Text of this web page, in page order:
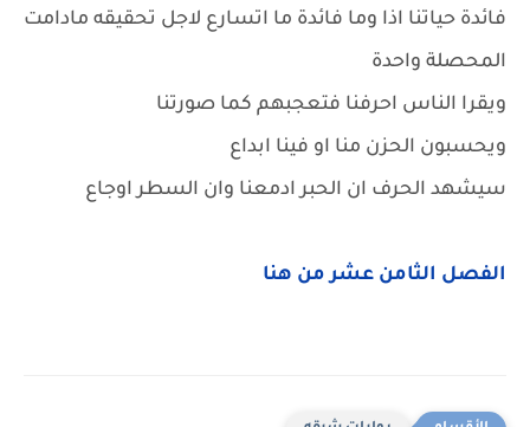
فائدة حياتنا اذا وما فائدة ما اتسارع لاجل تحقيقه مادامت
المحصلة واحدة
ويقرا الناس احرفنا فتعجبهم كما صورتنا
ويحسبون الحزن منا او فينا ابداع
سيشهد الحرف ان الحبر ادمعنا وان السطر اوجاع
الفصل الثامن عشر من هنا